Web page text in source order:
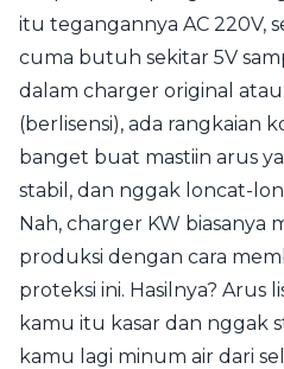
itu tegangannya AC 220V,
cuma butuh sekitar 5V
dalam charger original
(berlisensi), ada rangkaian
banget buat mastiin arus
stabil, dan nggak loncat-
Nah, charger KW biasanya
produksi dengan cara
proteksi ini. Hasilnya? Arus
kamu itu kasar dan nggak
kamu lagi minum air dari